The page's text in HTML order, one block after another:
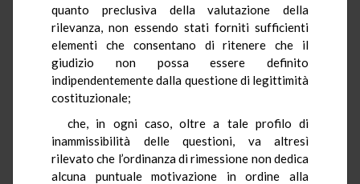
quanto preclusiva della valutazione della
rilevanza, non essendo stati forniti sufficienti
elementi che consentano di ritenere che il
giudizio non possa essere definito
indipendentemente dalla questione di legittimità
costituzionale;
che, in ogni caso, oltre a tale profilo di
inammissibilità delle questioni, va altresì
rilevato che l’ordinanza di rimessione non dedica
alcuna puntuale motivazione in ordine alla